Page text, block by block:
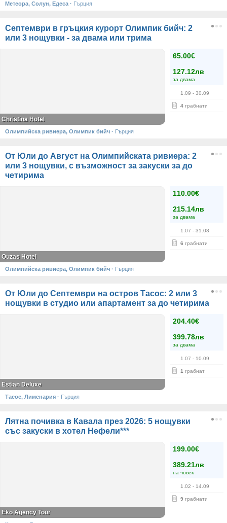
Метеора, Солун, Едеса · Гърция
Септември в гръцкия курорт Олимпик бийч: 2
или 3 нощувки - за двама или трима
65.00€
127.12лв
за двама
1.09 - 30.09
4 грабнати
Christina Hotel
Олимпийска ривиера, Олимпик бийч · Гърция
От Юли до Август на Олимпийската ривиера: 2
или 3 нощувки, с възможност за закуски за до
четирима
110.00€
215.14лв
за двама
1.07 - 31.08
6 грабнати
Ouzas Hotel
Олимпийска ривиера, Олимпик бийч · Гърция
От Юли до Септември на остров Тасос: 2 или 3
нощувки в студио или апартамент за до четирима
204.40€
399.78лв
за двама
1.07 - 10.09
1 грабнат
Estian Deluxe
Тасос, Лименария · Гърция
Лятна почивка в Кавала през 2026: 5 нощувки
със закуски в хотел Нефели***
199.00€
389.21лв
на човек
1.02 - 14.09
9 грабнати
Eko Agency Tour